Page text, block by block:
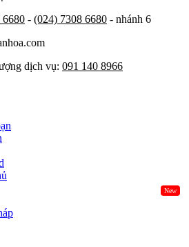
6680 - (024) 7308 6680 - nhánh 6
dịch vụ: 091 140 8966
New